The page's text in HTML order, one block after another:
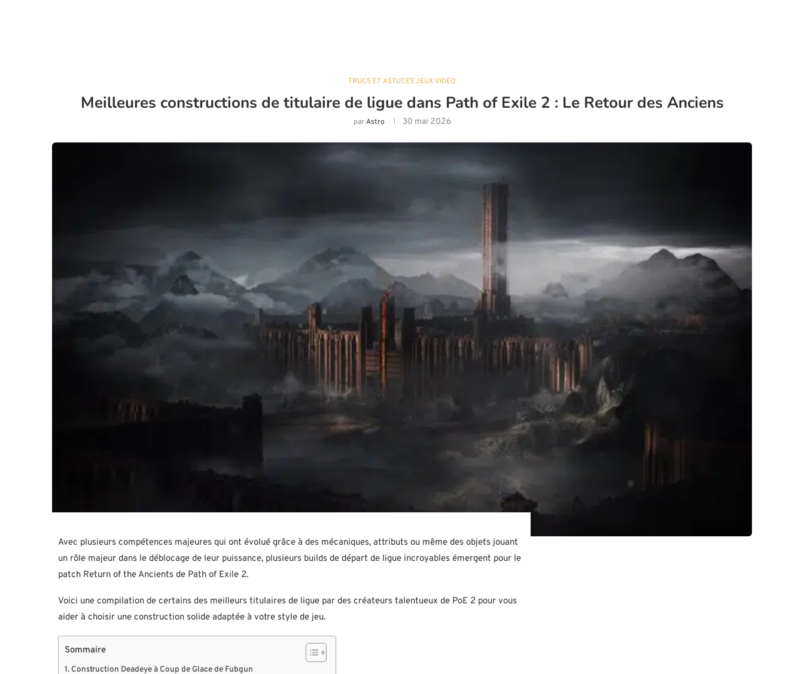
TRUCS ET ASTUCES JEUX VIDÉO
Meilleures constructions de titulaire de ligue dans Path of Exile 2 : Le Retour des Anciens
parAstro 30 mai 2026
Avec plusieurs compétences majeures qui ont évolué grâce à des mécaniques, attributs ou même des objets jouant
un rôle majeur dans le déblocage de leur puissance, plusieurs builds de départ de ligue incroyables émergent pour le
patch Return of the Ancients de Path of Exile 2.
Voici une compilation de certains des meilleurs titulaires de ligue par des créateurs talentueux de PoE 2 pour vous
aider à choisir une construction solide adaptée à votre style de jeu.
Sommaire
Construction Deadeye à Coup de Glace de Fubgun